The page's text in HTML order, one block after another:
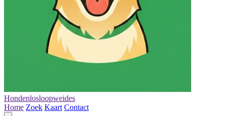
Hondenlosloopweides
Home Zoek Kaart Contact